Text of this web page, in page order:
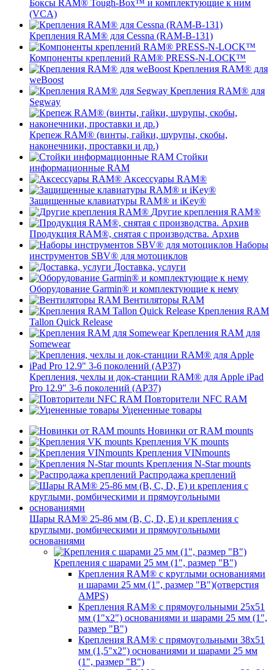
Боксы RAM® Tough-Box™ и комплектующие к ним
(VCA)
Крепления RAM® для Cessna (RAM-B-131)
Компоненты креплений RAM® PRESS-N-LOCK™
Крепления RAM® для
weBoost
Крепления RAM® для
Segway
Крепеж RAM® (винты, гайки, шурупы, скобы,
наконечники, проставки и др.)
Стойки
информационные RAM
Аксессуары RAM®
Защищенные клавиатуры RAM® и iKey®
Другие крепления RAM®
Продукция RAM®, снятая с производства. Архив
Наборы
инструментов SBV® для мотоциклов
Доставка, услуги
Оборудование Garmin® и комплектующие к нему
Вентиляторы RAM
Крепления RAM
Tallon Quick Release
Крепления RAM для
Somewear
Крепления, чехлы и док-станции RAM® для Apple iPad
Pro 12.9" 3-6 поколений (AP37)
Повторители NFC RAM
Уцененные товары
Новинки от RAM mounts
Крепления VK mounts
Крепления VINmounts
Крепления N-Star mounts
Распродажа креплений
Шары RAM® 25-86 мм (B, C, D, E) и крепления с
круглыми, ромбическими и прямоугольными
основаниями
Крепления с шарами 25 мм (1", размер "B")
Крепления RAM® с круглыми основаниями
и шарами 25 мм (1", размер "B")(отверстия
AMPS)
Крепления RAM® с прямоугольными 25х51
мм (1"х2") основаниями и шарами 25 мм (1",
размер "B")
Крепления RAM® с прямоугольными 38х51
мм (1,5"х2") основаниями и шарами 25 мм
(1", размер "B")